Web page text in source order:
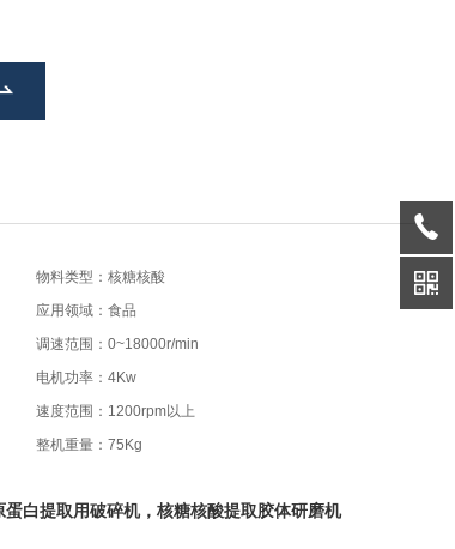
物料类型：核糖核酸
应用领域：食品
调速范围：0~18000r/min
电机功率：4Kw
速度范围：1200rpm以上
整机重量：75Kg
蛋白提取用破碎机， 核糖核酸提取胶体研磨机